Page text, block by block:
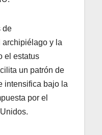
de
y la
el estatus
un patrón de
intensifica bajo la
por el